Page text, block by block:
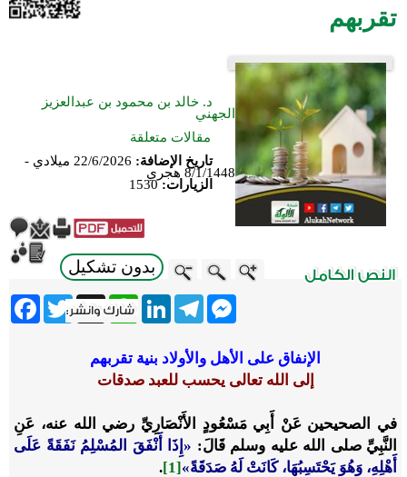
تقربهم
د. خالد بن محمود بن عبدالعزيز
الجهني
مقالات متعلقة
تاريخ الإضافة:
22/6/2026 ميلادي -
8/1/1448 هجري
الزيارات:1530
بدون تشكيل
Twitter X
WhatsApp
LinkedInTelegram
Messenger
الإنفاق على الأهل والأولاد بنية تقربهم
إلى الله تعالى يحسب للعبد صدقات
في الصحيحين عَنْ أَبِي مَسْعُودٍ الأَنْصَارِيِّ رضي الله عنه، عَنِ
النَّبِيِّ صلى الله عليه وسلمقَالَ: «إِذَا أَنْفَقَ المُسْلِمُ نَفَقَةً عَلَى
أَهْلِهِ، وَهُوَ يَحْتَسِبُهَا، كَانَتْ لَهُ صَدَقَةً»[1]
.